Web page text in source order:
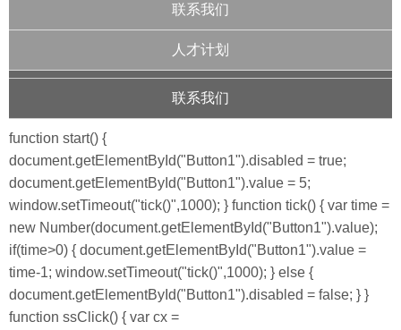
联系我们
人才计划
联系我们
function start() {
document.getElementById("Button1").disabled = true;
document.getElementById("Button1").value = 5;
window.setTimeout("tick()",1000); } function tick() { var time =
new Number(document.getElementById("Button1").value);
if(time>0) { document.getElementById("Button1").value =
time-1; window.setTimeout("tick()",1000); } else {
document.getElementById("Button1").disabled = false; } }
function ssClick() { var cx =